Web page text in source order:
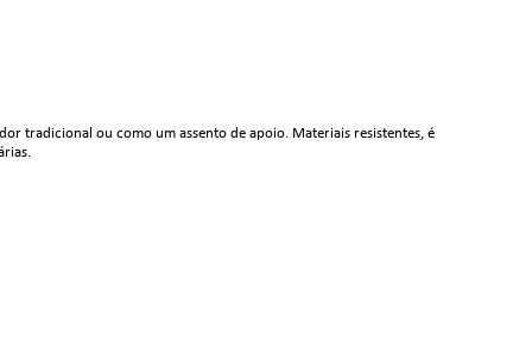
tradicional ou como um assento de apoio. Materiais resistentes, é